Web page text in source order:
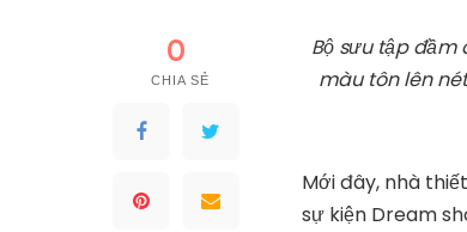
0
CHIA SẺ
Bộ sưu tập
màu tôn lên
Mới đây, nhà
sự kiện Dream